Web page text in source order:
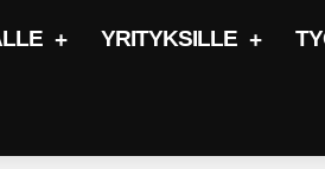
YRITYKSILLE